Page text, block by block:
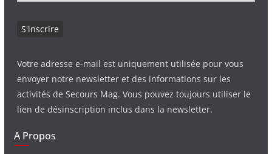
Votre adresse e-mail est uniquement utilisée pour vous
envoyer notre newsletter et des informations sur les
activités de Secours Mag. Vous pouvez toujours utiliser le
lien de désinscription inclus dans la newsletter.
A Propos